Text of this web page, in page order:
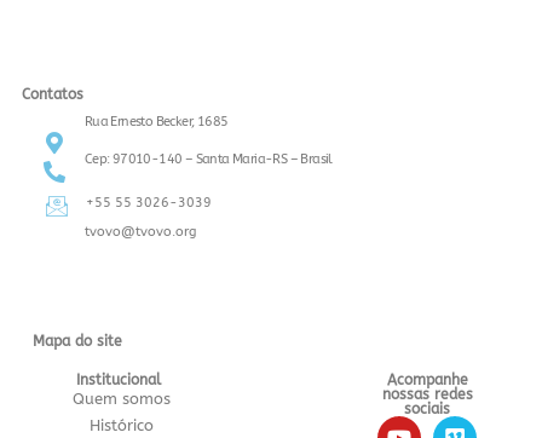
Contatos
Rua Ernesto Becker, 1685
Cep: 97010-140 – Santa Maria-RS – Brasil
+55 55 3026-3039
tvovo@tvovo.org
Mapa do site
Institucional
Quem somos
Histórico
Acompanhe
nossas redes
sociais